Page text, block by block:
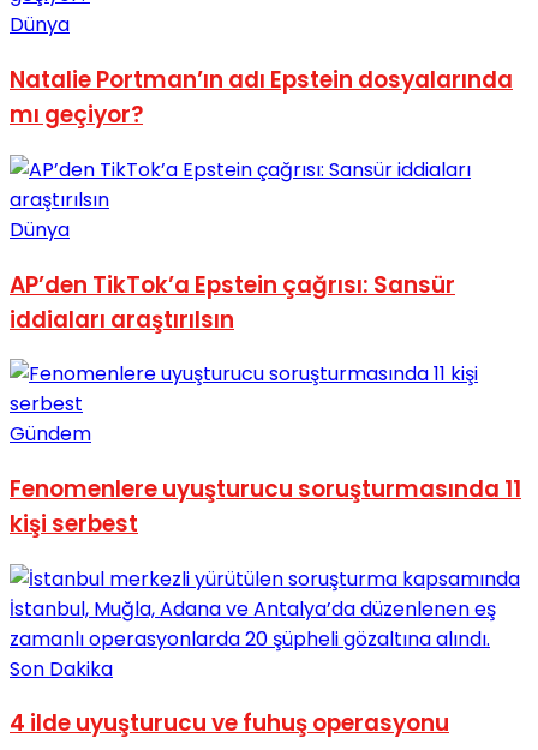
Dünya
Natalie Portman’ın adı Epstein dosyalarında
mı geçiyor?
Dünya
AP’den TikTok’a Epstein çağrısı: Sansür
iddiaları araştırılsın
Gündem
Fenomenlere uyuşturucu soruşturmasında 11
kişi serbest
Son Dakika
4 ilde uyuşturucu ve fuhuş operasyonu